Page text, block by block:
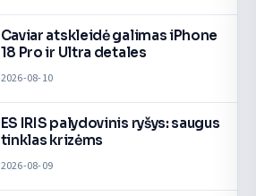
Caviar atskleidė galimas iPhone
18 Pro ir Ultra detales
2026-08-10
ES IRIS palydovinis ryšys: saugus
tinklas krizėms
2026-08-09